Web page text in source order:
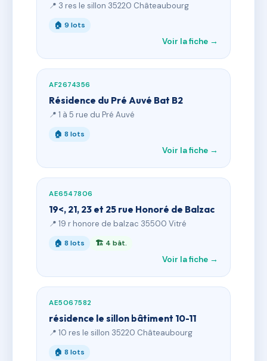
📍 3 res le sillon 35220 Châteaubourg
🏠 9 lots
Voir la fiche →
AF2674356
Résidence du Pré Auvé Bat B2
📍 1 à 5 rue du Pré Auvé
🏠 8 lots
Voir la fiche →
AE6547806
19<, 21, 23 et 25 rue Honoré de Balzac
📍 19 r honore de balzac 35500 Vitré
🏠 8 lots 🏗 4 bât.
Voir la fiche →
AE5067582
résidence le sillon bâtiment 10-11
📍 10 res le sillon 35220 Châteaubourg
🏠 8 lots